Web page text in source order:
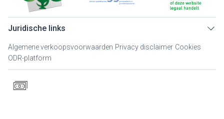
Juridische links
Algemene verkoopsvoorwaarden Privacy disclaimer Cookies
ODR-platform